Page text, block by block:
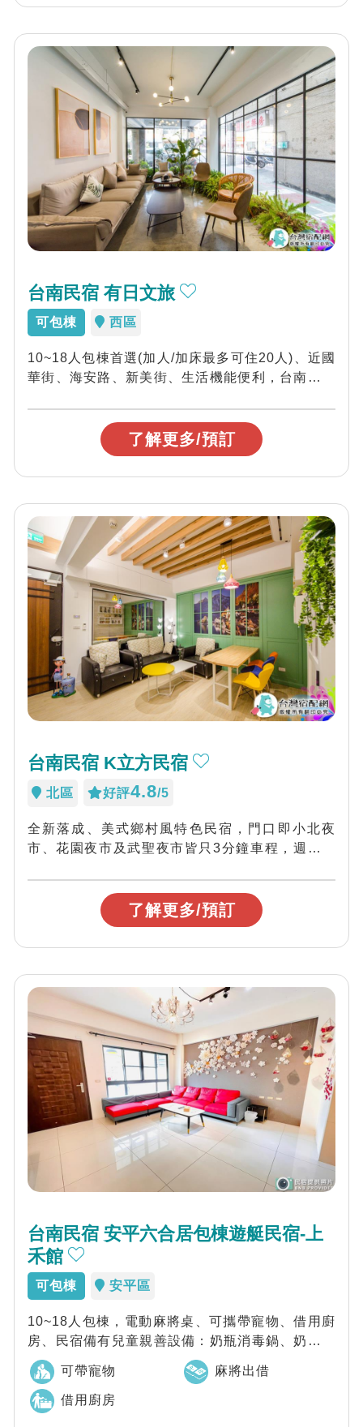
台南民宿 有日文旅
可包棟 西區
10~18人包棟首選(加人/加床最多可住20人)、近國
華街、海安路、新美街、生活機能便利，台南民宿
了解更多/預訂
台南民宿 K立方民宿
北區 好評4.8/5
全新落成、美式鄉村風特色民宿，門口即小北夜
市、花園夜市及武聖夜市皆只3分鐘車程，週邊停
了解更多/預訂
台南民宿 安平六合居包棟遊艇民宿-上
禾館
可包棟 安平區
10~18人包棟，電動麻將桌、可攜帶寵物、借用廚
房、民宿備有兒童親善設備：奶瓶消毒鍋、奶瓶刷
具、副食品加熱工具、兒童餐桌椅、嬰兒澡...
可帶寵物 麻將出借
借用廚房